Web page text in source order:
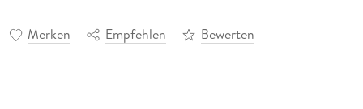
Merken Empfehlen Bewerten